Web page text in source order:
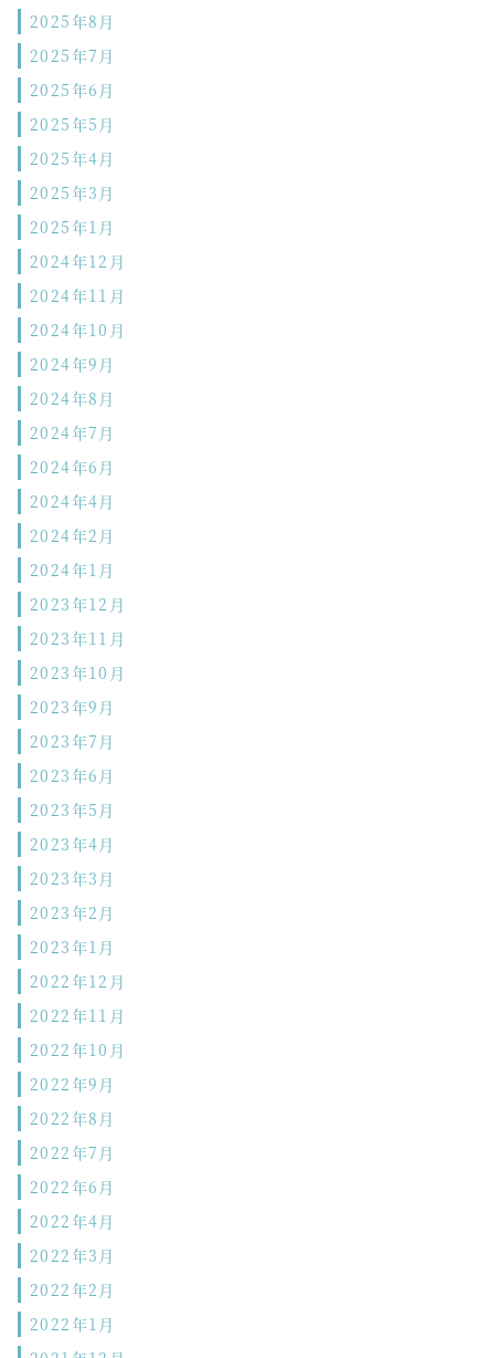
2025年8月
2025年7月
2025年6月
2025年5月
2025年4月
2025年3月
2025年1月
2024年12月
2024年11月
2024年10月
2024年9月
2024年8月
2024年7月
2024年6月
2024年4月
2024年2月
2024年1月
2023年12月
2023年11月
2023年10月
2023年9月
2023年7月
2023年6月
2023年5月
2023年4月
2023年3月
2023年2月
2023年1月
2022年12月
2022年11月
2022年10月
2022年9月
2022年8月
2022年7月
2022年6月
2022年4月
2022年3月
2022年2月
2022年1月